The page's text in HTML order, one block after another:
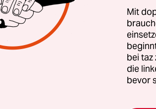
dem Album „Some Girls“, das,
aufgeheizten Luft liegenden
komplementären Strömungen
und ausdünstet.
Mit
bei taz
die
bevor